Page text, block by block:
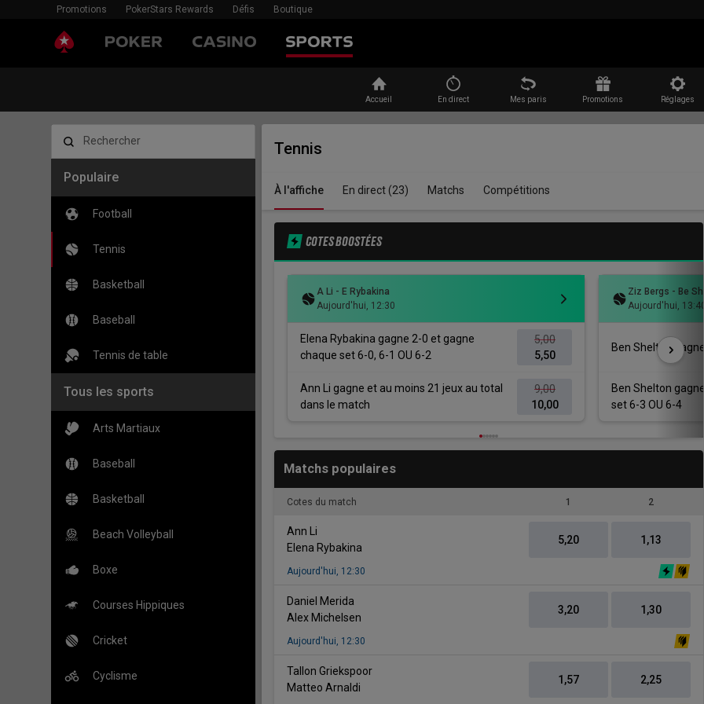
Promotions PokerStars Rewards Défis Boutique
Accueil En direct Mes paris Promotions Réglages
Rechercher
Populaire
Football
Tennis
Basketball
Baseball
Tennis de table
Tous les sports
Arts Martiaux
Baseball
Basketball
Beach Volleyball
Boxe
Courses Hippiques
Cricket
Cyclisme
Tennis
À l'affiche En direct (23) Matchs Compétitions
COTES BOOSTÉES
A Li - E Rybakina
Aujourd'hui, 12:30
Elena Rybakina gagne 2-0 et gagne
chaque set 6-0, 6-1 OU 6-2
5,00
5,50
Ann Li gagne et au moins 21 jeux au total
dans le match
9,00
10,00
Ziz Bergs - Be
Aujourd'hui, 13:40
Ben Shelton
Ben Shelton
set 6-3 OU 6-4
Matchs populaires
Cotes du match 1 2
Ann Li
Elena Rybakina
5,20 1,13
Aujourd'hui, 12:30
Daniel Merida
Alex Michelsen
3,20 1,30
Aujourd'hui, 12:30
Tallon Griekspoorvs
Matteo Arnaldi
1,57 2,25